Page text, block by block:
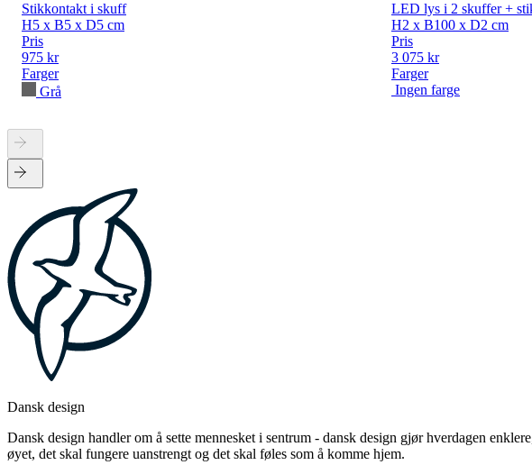
Stikkontakt i skuff
H5 x B5 x D5 cm
Pris
975 kr
Farger
Grå
LED lys i 2 skuffer +
H2 x B100 x D2 cm
Pris
3 075 kr
Farger
Ingen farge
Dansk design
Dansk design handler om å sette mennesket i sentrum - dansk design gjør hverdagen
øyet, det skal fungere uanstrengt og det skal føles som å komme hjem.